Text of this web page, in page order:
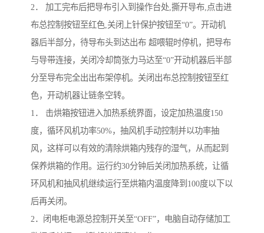
2． 加工完布后把导布引入到操作台处,撕开导布,点击进
布总控制按钮至红色,关闭上针保护按钮至“0”。开动机
器后半部分，待导布头到达出布 超喂辊时停机，把导布
与导带连接，关闭冷却筒张力马达至“0”开动机器后半部
分至导布完全出出布架停机。关闭出布总控制按钮至红
色，开动机器让链条空转。
1． 击烘箱按钮进入加热系统界面，设定加热温度150
度，循环风机功率50%，抽风机手动控制并以功率抽
风，这样可以有效的清除烘箱内残存的湿气，从而起到
保养烘箱的作用。运行约30分钟后关闭加热系统，让循
环风机和抽风机继续运行至烘箱内温度降到100度以下以
后再关闭。
2．闭电柜电源总控制开关至“OFF”，电脑自动存储加工